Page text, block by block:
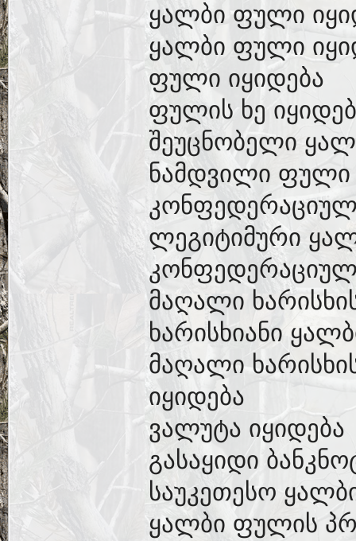
ყალბი ფული
ყალბი ფული
ფული იყიდება
ფულის ხე
შეუცნობელი
ნამდვილი ფული
ლეგიტიმური
მაღალი
ხარისხიანი
მაღალი
იყიდება
ვალუტა იყიდება
გასაყიდი
საუკეთესო
ყალბი ფულის